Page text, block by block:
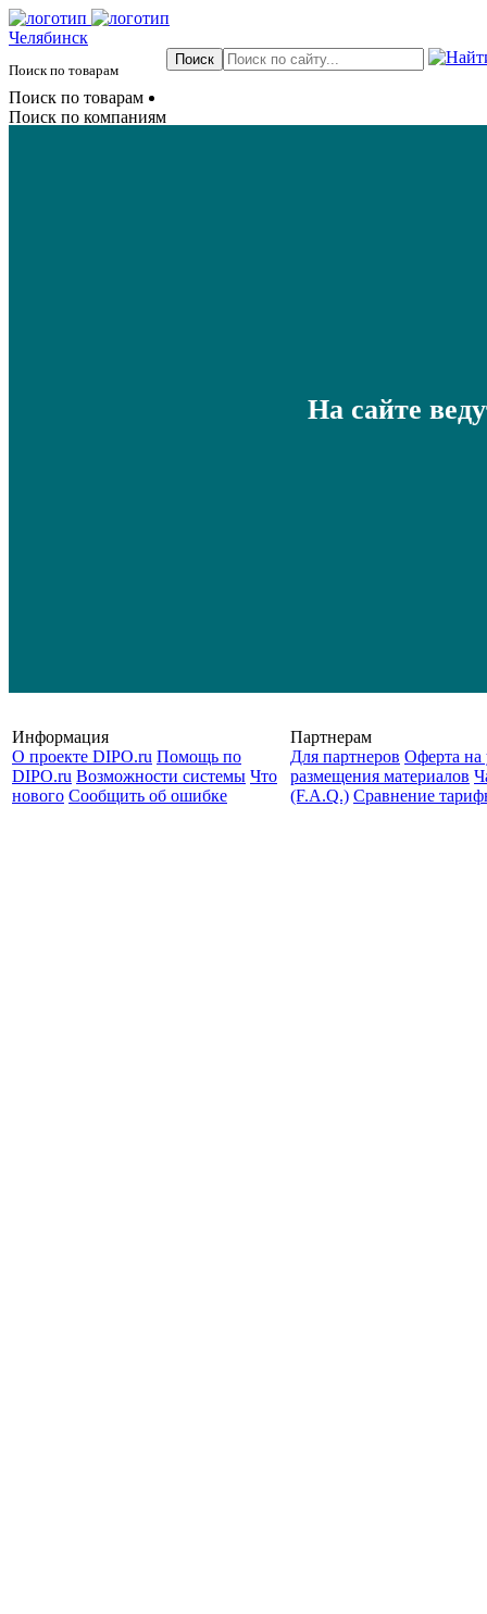
Челябинск
Поиск по товарам
Поиск по товарам
Поиск по компаниям
На сайте
Информация
О проекте DIPO.ru Помощь по
DIPO.ru Возможности системы Что
нового Сообщить об ошибке
Партнерам
Для партнеров Оферта на
размещения материалов
(F.A.Q.) Cравнение